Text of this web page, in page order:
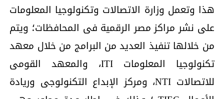
هذا وتعمل وزارة الاتصالات وتكنولوجيا المعلومات
على نشر مراكز مصر الرقمية فى المحافظات؛ ويتم
من خلالها تنفيذ العديد من البرامج من خلال معهد
تكنولوجيا المعلومات ITI، والمعهد القومى
للاتصالات NTI، ومركز الإبداع التكنولوجى وريادة